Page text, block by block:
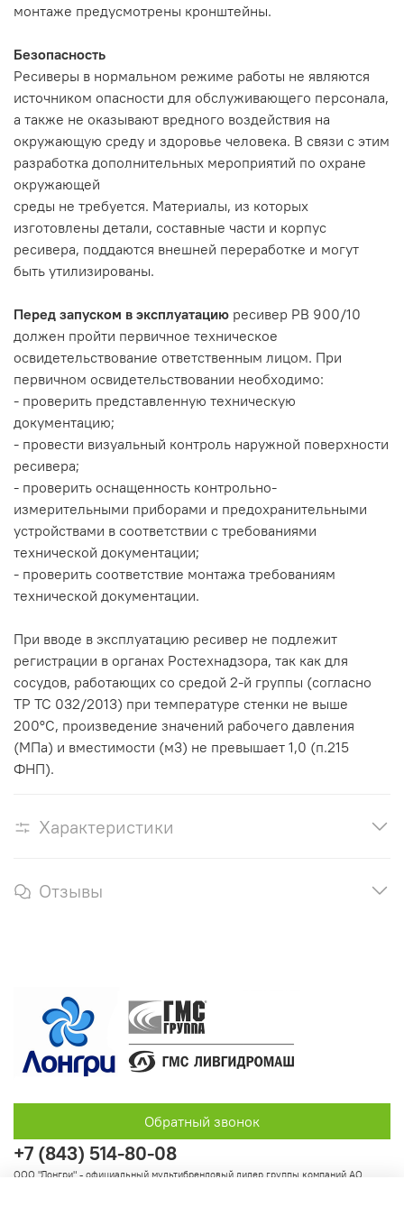
монтаже предусмотрены кронштейны.
Безопасность
Ресиверы в нормальном режиме работы не являются
источником опасности для обслуживающего персонала,
а также не оказывают вредного воздействия на
окружающую среду и здоровье человека. В связи с этим
разработка дополнительных мероприятий по охране
окружающей
среды не требуется. Материалы, из которых
изготовлены детали, составные части и корпус
ресивера, поддаются внешней переработке и могут
быть утилизированы.
Перед запуском в эксплуатацию ресивер РВ 900/10
должен пройти первичное техническое
освидетельствование ответственным лицом. При
первичном освидетельствовании необходимо:
- проверить представленную техническую
документацию;
- провести визуальный контроль наружной поверхности
ресивера;
- проверить оснащенность контрольно-
измерительными приборами и предохранительными
устройствами в соответствии с требованиями
технической документации;
- проверить соответствие монтажа требованиям
технической документации.
При вводе в эксплуатацию ресивер не подлежит
регистрации в органах Ростехнадзора, так как для
сосудов, работающих со средой 2-й группы (согласно
ТР ТС 032/2013) при температуре стенки не выше
200°С, произведение значений рабочего давления
(МПа) и вместимости (м3) не превышает 1,0 (п.215
ФНП).
Характеристики
Отзывы
+7 (843) 514-80-08
ООО "Лонгри" - официальный мультибрендовый дилер группы компаний АО
Обратный звонок